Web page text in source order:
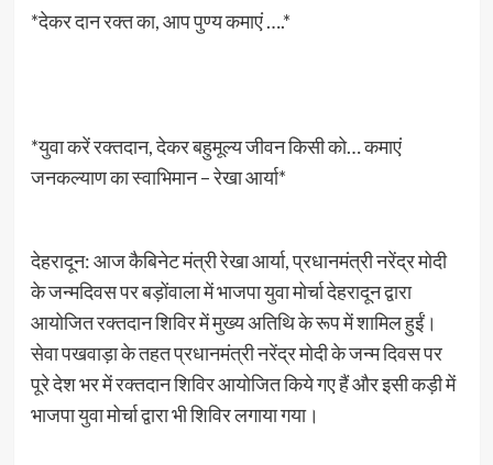
*देकर दान रक्त का, आप पुण्य कमाएं ….*
*युवा करें रक्तदान, देकर बहुमूल्य जीवन किसी को… कमाएं
जनकल्याण का स्वाभिमान – रेखा आर्या*
देहरादून: आज कैबिनेट मंत्री रेखा आर्या, प्रधानमंत्री नरेंद्र मोदी
के जन्मदिवस पर बड़ोंवाला में भाजपा युवा मोर्चा देहरादून द्वारा
आयोजित रक्तदान शिविर में मुख्य अतिथि के रूप में शामिल हुईं।
सेवा पखवाड़ा के तहत प्रधानमंत्री नरेंद्र मोदी के जन्म दिवस पर
पूरे देश भर में रक्तदान शिविर आयोजित किये गए हैं और इसी कड़ी में
भाजपा युवा मोर्चा द्वारा भी शिविर लगाया गया।